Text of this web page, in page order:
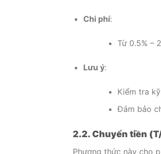
Chi phí:
Từ 0.5% –
Lưu ý:
Kiểm tra
Đảm bảo
2.2. Chuyển tiền
Phương thức này cho